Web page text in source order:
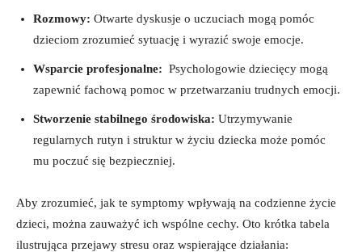
Rozmowy: Otwarte dyskusje o‍ uczuciach mogą pomóc
dzieciom zrozumieć sytuację i⁢ wyrazić swoje emocje.
Wsparcie ⁤profesjonalne: ​ Psychologowie dziecięcy mogą
zapewnić ‍fachową pomoc w ⁤przetwarzaniu trudnych⁢ emocji.
Stworzenie stabilnego⁣ środowiska: Utrzymywanie
‍regularnych rutyn i struktur w‍ życiu dziecka może pomóc
mu poczuć się bezpieczniej.
Aby zrozumieć,‍ jak te‍ symptomy ​wpływają na codzienne⁤ życie
‍dzieci, można​ zauważyć ich⁣ wspólne cechy.⁢ Oto krótka tabela
⁢ilustrująca przejawy stresu oraz wspierające działania: